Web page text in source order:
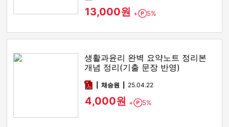
13,000원 + Point
5%
생활과윤리 완벽 요약노트 정리본
개념 정리(기출 문장 반영)
pdf채승원 25.04.22
4,000원 + Point
5%